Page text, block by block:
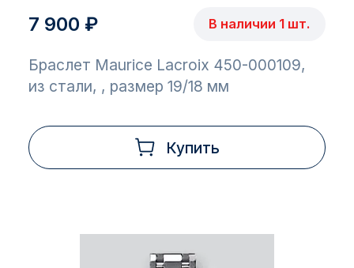
7 900 ₽ В наличии 1 шт.
Браслет Maurice Lacroix 450-000109,
из стали, , размер 19/18 мм
Купить